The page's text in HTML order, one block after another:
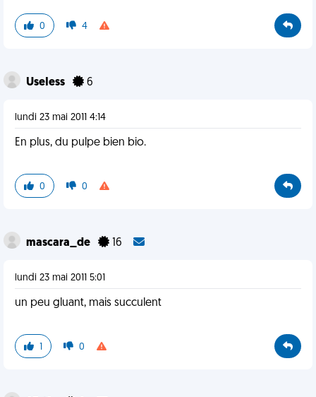
0 4
UseIess 6
lundi 23 mai 2011 4:14
En plus, du pulpe bien bio.
0 0
mascara_de 16
lundi 23 mai 2011 5:01
un peu gluant, mais succulent
1 0